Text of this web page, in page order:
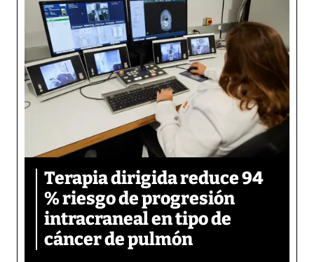
Terapia dirigida reduce 94
% riesgo de progresión
intracraneal en tipo de
cáncer de pulmón